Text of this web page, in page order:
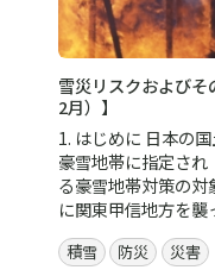
雪災リスクおよび
2月）】
1. はじめに 日本の
豪雪地帯に指定さ
る豪雪地帯対策の
に関東甲信地方を
積雪 防災
災害